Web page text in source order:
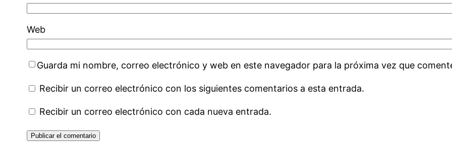
Web
Guarda mi nombre, correo electrónico y web en este navegador para la próxima vez que
Recibir un correo electrónico con los siguientes comentarios a esta entrada.
Recibir un correo electrónico con cada nueva entrada.